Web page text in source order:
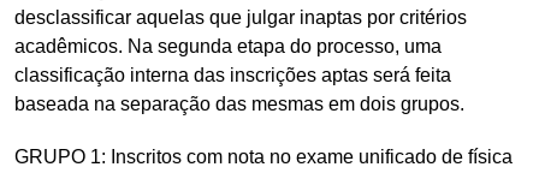
desclassificar aquelas que julgar inaptas por critérios
acadêmicos. Na segunda etapa do processo, uma
classificação interna das inscrições aptas será feita
baseada na separação das mesmas em dois grupos.
GRUPO 1: Inscritos com nota no exame unificado de física